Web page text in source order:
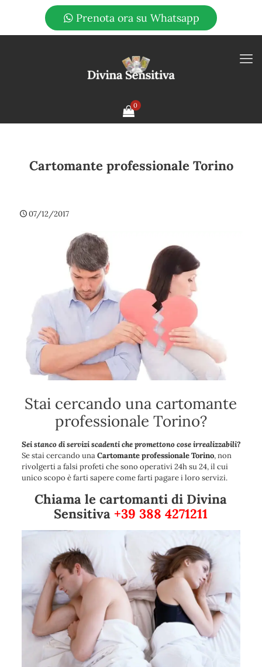
Prenota ora su Whatsapp
0
Cartomante professionale Torino
07/12/2017
Stai cercando una cartomante
professionale Torino?
Sei stanco di servizi scadenti che promettono cose irrealizzabili?
Se stai cercando unaCartomante professionale Torino, non
rivolgerti a falsi profeti che sono operativi 24h su 24, il cui
unico scopo è farti sapere come farti pagare i loro servizi.
Chiama le cartomanti di Divina
Sensitiva +39 388 4271211